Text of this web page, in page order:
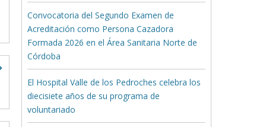
Convocatoria del Segundo Examen de
Acreditación como Persona Cazadora
Formada 2026 en el Área Sanitaria Norte de
Córdoba
El Hospital Valle de los Pedroches celebra los
diecisiete años de su programa de
voluntariado